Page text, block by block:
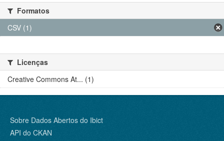
Formatos
CSV (1)
Licenças
Creative Commons At... (1)
Sobre Dados Abertos do Ibict
API do CKAN